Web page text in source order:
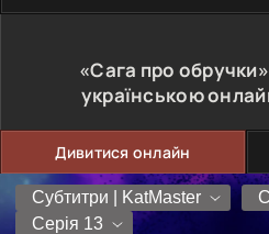
«Сага про
українською
Дивитися онлайн